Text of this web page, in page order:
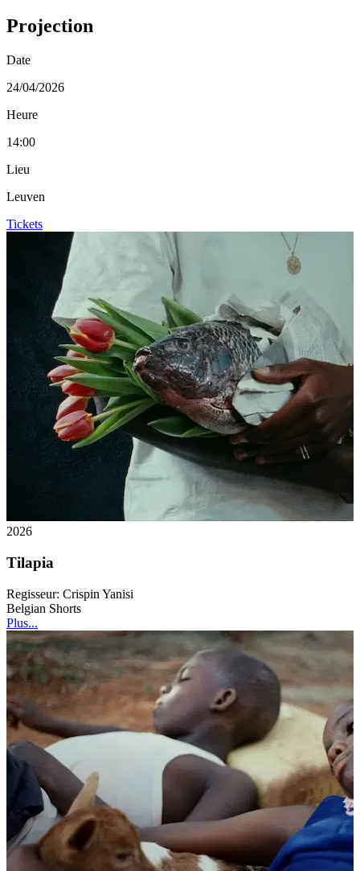
Projection
Date
24/04/2026
Heure
14:00
Lieu
Leuven
Tickets
2026
Tilapia
Regisseur: Crispin Yanisi
Belgian Shorts
Plus...